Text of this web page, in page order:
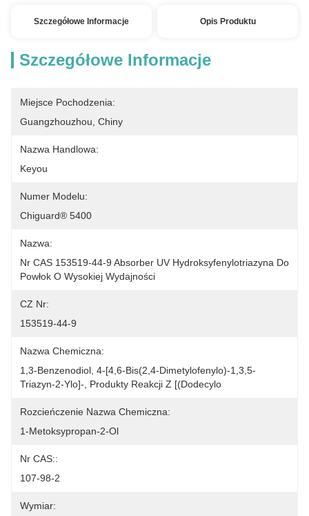
Szczegółowe Informacje Opis Produktu
Szczegółowe Informacje
Miejsce Pochodzenia:
Guangzhouzhou, Chiny
Nazwa Handlowa:
Keyou
Numer Modelu:
Chiguard® 5400
Nazwa:
Nr CAS 153519-44-9 Absorber UV Hydroksyfenylotriazyna Do
Powłok O Wysokiej Wydajności
CZ Nr:
153519-44-9
Nazwa Chemiczna:
1,3-Benzenodiol, 4-[4,6-Bis(2,4-Dimetylofenylo)-1,3,5-
Triazyn-2-Ylo]-, Produkty Reakcji Z [(dodecylo
Rozcieńczenie Nazwa Chemiczna:
1-Metoksypropan-2-Ol
Nr CAS::
107-98-2
Wymiar: